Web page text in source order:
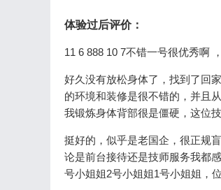
体验过后评价：
11 6 888 10 7不错一号很优秀啊
好久没有放松身体了，找到了回
的环境和装修是很不错的，并且
我锻炼身体背部很是僵硬，这位
挺好的，似乎是老国企，很正规
论是前台接待还是技师服务我都
号小姐姐2号小姐姐1号小姐姐，